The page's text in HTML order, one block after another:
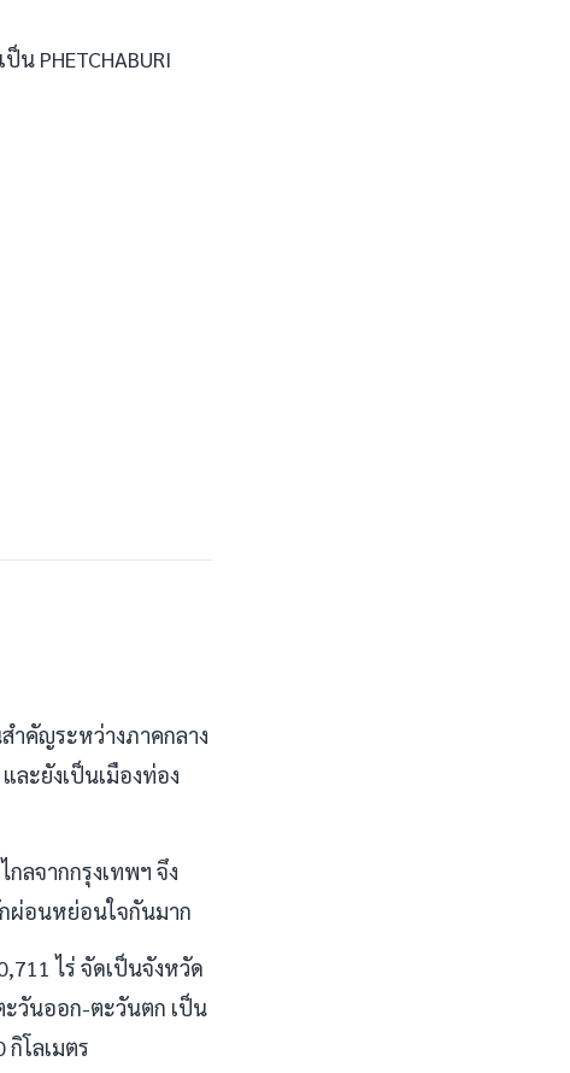
PHETCHABURI
ำคัญระหว่างภาคกลาง
ะยังเป็นเมืองท่อง
ลจากกรุงเทพฯ จึง
ผ่อนหย่อนใจกันมาก
ไร่ จัดเป็นจังหวัด
วันออก-ตะวันตก เป็น
โลเมตร